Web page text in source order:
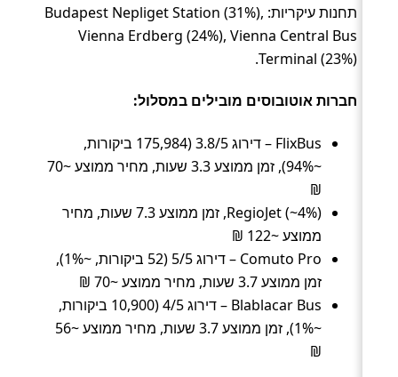
תחנות עיקריות: Budapest Nepliget Station (31%),
Vienna Erdberg (24%), Vienna Central Bus
Terminal (23%).
חברות אוטובוסים מובילים במסלול:
FlixBus – דירוג 3.8/5 (175,984 ביקורות,
~94%), זמן ממוצע 3.3 שעות, מחיר ממוצע ~70
₪
RegioJet (~4%), זמן ממוצע 7.3 שעות, מחיר
ממוצע ~122 ₪
Comuto Pro – דירוג 5/5 (52 ביקורות, ~1%),
זמן ממוצע 3.7 שעות, מחיר ממוצע ~70 ₪
Blablacar Bus – דירוג 4/5 (10,900 ביקורות,
~1%), זמן ממוצע 3.7 שעות, מחיר ממוצע ~56
₪